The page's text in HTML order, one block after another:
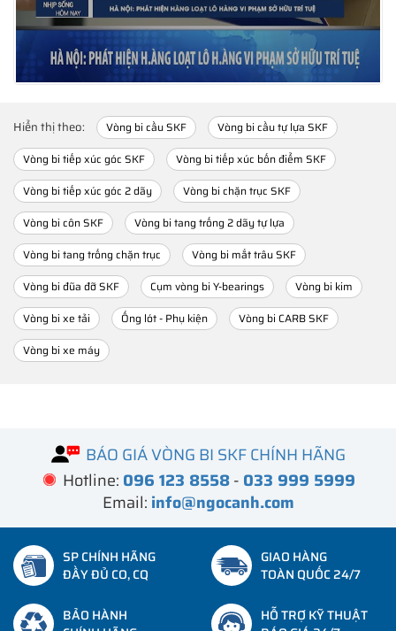
Hiển thị theo: Vòng bi cầu SKF
Vòng bi cầu tự lựa SKF
Vòng bi tiếp xúc góc SKF
Vòng bi tiếp xúc bốn điểm SKF
Vòng bi tiếp xúc góc 2 dãy
Vòng bi chặn trục SKF
Vòng bi côn SKF
Vòng bi tang trống 2 dãy tự lựa
Vòng bi tang trống chặn trục
Vòng bi mắt trâu SKF
Vòng bi đũa đỡ SKF
Cụm vòng bi Y-bearings
Vòng bi kim
Vòng bi xe tải
Ống lót - Phụ kiện
Vòng bi CARB SKF
Vòng bi xe máy
BÁO GIÁ VÒNG BI SKF CHÍNH HÃNG
Hotline: 096 123 8558- 033 999 5999
Email: info@ngocanh.com
SP CHÍNH HÃNG
ĐẦY ĐỦ CO, CQ
GIAO HÀNG
TOÀN QUỐC 24/7
BẢO HÀNH
HỖ TRỢ KỸ THUẬT